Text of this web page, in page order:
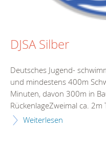
DJSA Silber
Deutsches Jugend-
und mindestens 400m
Minuten, davon 300m in
RückenlageZweimal ca. 2m
Weiterlesen